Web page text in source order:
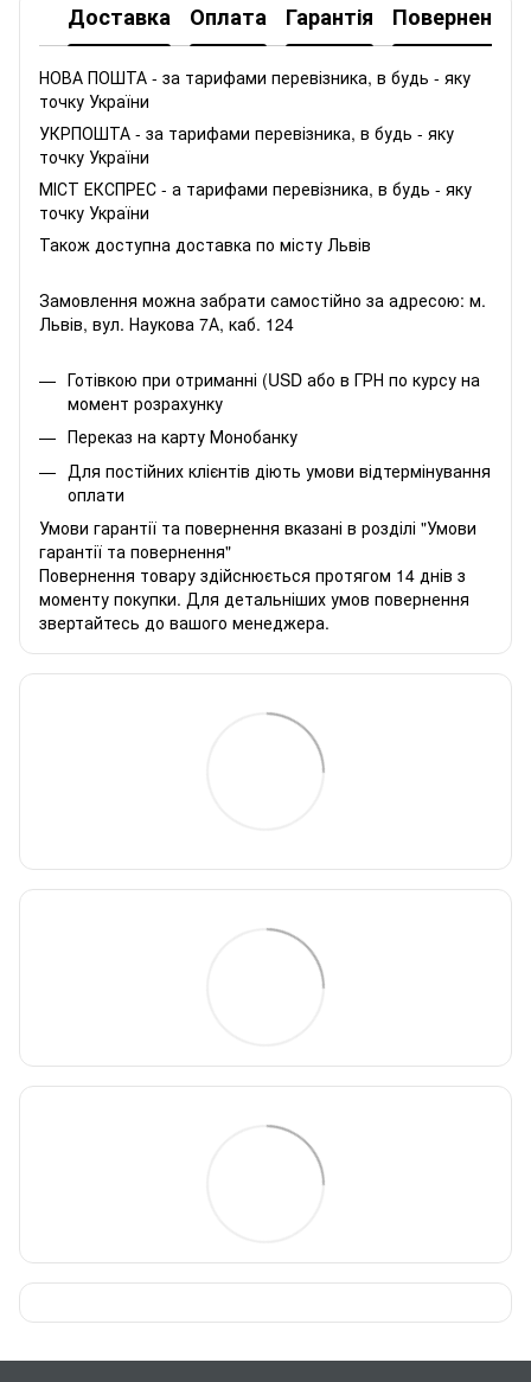
Доставка Оплата Гарантія Повернення
НОВА ПОШТА - за тарифами перевізника, в будь - яку
точку України
УКРПОШТА - за тарифами перевізника, в будь - яку
точку України
МІСТ ЕКСПРЕС - а тарифами перевізника, в будь - яку
точку України
Також доступна доставка по місту Львів
Замовлення можна забрати самостійно за адресою: м.
Львів, вул. Наукова 7А, каб. 124
Готівкою при отриманні (USD або в ГРН по курсу на
момент розрахунку
Переказ на карту Монобанку
Для постійних клієнтів діють умови відтермінування
оплати
Умови гарантії та повернення вказані в розділі "Умови
гарантії та повернення"
Повернення товару здійснюється протягом 14 днів з
моменту покупки. Для детальніших умов повернення
звертайтесь до вашого менеджера.